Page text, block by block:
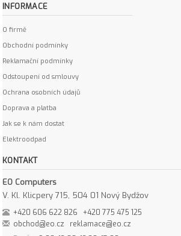
INFORMACE
O firmě
Obchodní podmínky
Reklamační podmínky
Odstoupení od smlouvy
Ochrana osobních údajů
Doprava a platba
Jak se k nám dostat
Elektroodpad
KONTAKT
EO Computers
V. Kl. Klicpery 715, 504 01 Nový Bydžov
+420 606 622 826
+420 775 475 125
obchod@eo.cz
reklamace@eo.cz